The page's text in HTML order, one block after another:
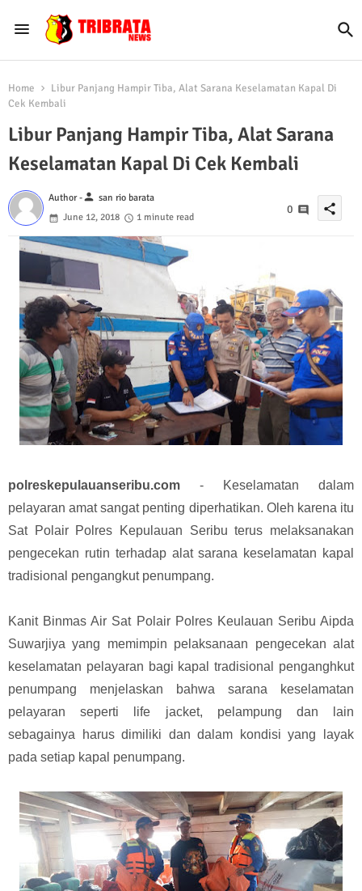
Home
Libur Panjang Hampir Tiba, Alat Sarana Keselamatan Kapal Di
Cek Kembali
Libur Panjang Hampir Tiba, Alat Sarana
Keselamatan Kapal Di Cek Kembali
Author -person san rio barata
June 12, 2018
1 minute read
0 share
polreskepulauanseribu.com - Keselamatan dalam
pelayaran amat sangat penting diperhatikan. Oleh karena itu
Sat Polair Polres Kepulauan Seribu terus melaksanakan
pengecekan rutin terhadap alat sarana keselamatan kapal
tradisional pengangkut penumpang.
Kanit Binmas Air Sat Polair Polres Keulauan Seribu Aipda
Suwarjiya yang memimpin pelaksanaan pengecekan alat
keselamatan pelayaran bagi kapal tradisional penganghkut
penumpang menjelaskan bahwa sarana keselamatan
pelayaran seperti life jacket, pelampung dan lain
sebagainya harus dimiliki dan dalam kondisi yang layak
pada setiap kapal penumpang.